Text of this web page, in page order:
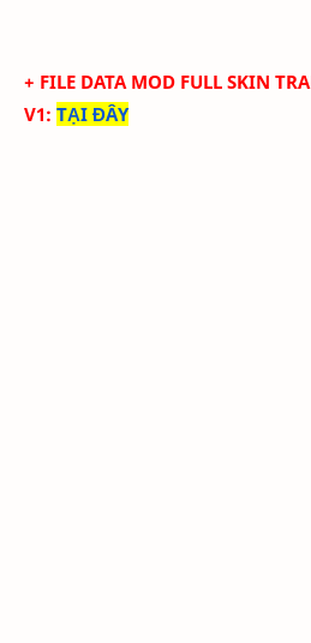
+ FILE DATA MOD FULL SKIN
V1: TẠI ĐÂY